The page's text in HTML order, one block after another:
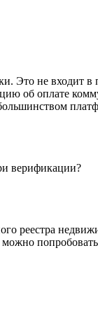
не входит в
об оплате
верификации?
реестра